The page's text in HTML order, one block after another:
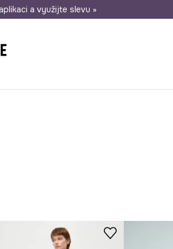
24 hodin 30 dní na vrácení zboží
a využijte slevu »